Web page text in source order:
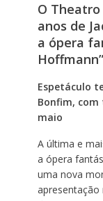
O
anos de
a ópera
Hoffmann”
Espetáculo
Bonfim, com
maio
A última e
a ópera
uma nova
apresentação